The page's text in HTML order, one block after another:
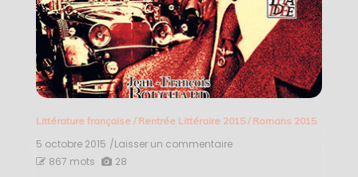
Littérature française/ Rentrée Littéraire 2015/ Romans 2015
5 octobre 2015 /Laisser un commentaireon
867 mots 28